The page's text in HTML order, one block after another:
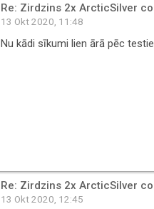
Re: Zirdzins 2x ArcticSilver
13 Okt 2020, 11:48
Nu kādi sīkumi lien ārā pēc
Re: Zirdzins 2x ArcticSilver
13 Okt 2020, 12:45